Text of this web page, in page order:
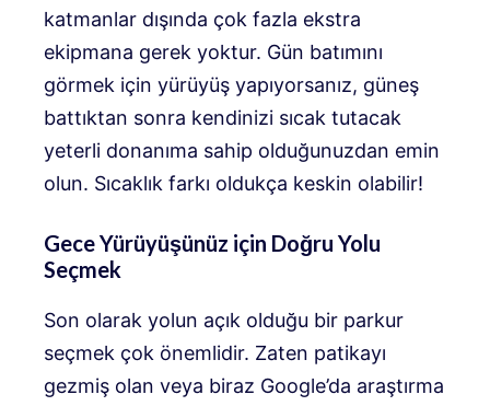
katmanlar dışında çok fazla ekstra
ekipmana gerek yoktur. Gün batımını
görmek için yürüyüş yapıyorsanız, güneş
battıktan sonra kendinizi sıcak tutacak
yeterli donanıma sahip olduğunuzdan emin
olun. Sıcaklık farkı oldukça keskin olabilir!
Gece Yürüyüşünüz için Doğru Yolu
Seçmek
Son olarak yolun açık olduğu bir parkur
seçmek çok önemlidir. Zaten patikayı
gezmiş olan veya biraz Google’da araştırma